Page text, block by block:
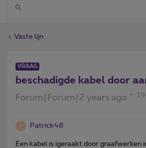
Vaste lijn
VRAAG
beschadigde kabel door
Forum|Forum|2 years ago
P Patrick48
Een kabel is igeraakt door graafwerken